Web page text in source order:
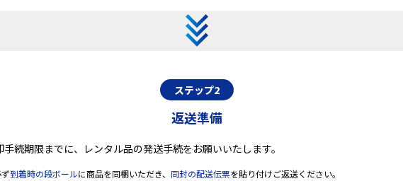
ステップ2
返送準備
手続期限までに、レンタル品の発送手続をお願いいたします。
到着時の段ボールに商品を同梱いただき、 同封の配送伝票を貼り付けご返送ください。